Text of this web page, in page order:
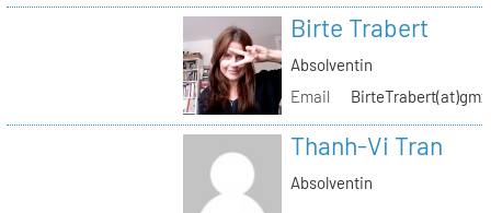
Birte Trabert
Absolventin
Email
Thanh-Vi Tran
Absolventin